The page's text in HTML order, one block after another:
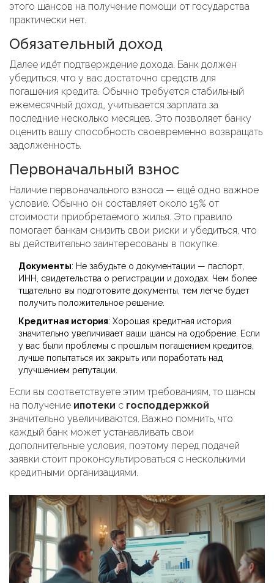
этого шансов на получение помощи от государства
практически нет.
Обязательный доход
Далее идёт подтверждение дохода. Банк должен
убедиться, что у вас достаточно средств для
погашения кредита. Обычно требуется стабильный
ежемесячный доход, учитывается зарплата за
последние несколько месяцев. Это позволяет банку
оценить вашу способность своевременно возвращать
задолженность.
Первоначальный взнос
Наличие первоначального взноса — ещё одно важное
условие. Обычно он составляет около 15% от
стоимости приобретаемого жилья. Это правило
помогает банкам снизить свои риски и убедиться, что
вы действительно заинтересованы в покупке.
Документы: Не забудьте о документации — паспорт,
ИНН, свидетельства о регистрации и доходах. Чем более
тщательно вы подготовите документы, тем легче будет
получить положительное решение.
Кредитная история: Хорошая кредитная история
значительно увеличивает ваши шансы на одобрение. Если
у вас были проблемы с прошлым погашением кредитов,
лучше попытаться их закрыть или поработать над
улучшением репутации.
Если вы соответствуете этим требованиям, то шансы
на получение ипотеки с господдержкой
значительно увеличиваются. Важно помнить, что
каждый банк может устанавливать свои
дополнительные условия, поэтому перед подачей
заявки стоит проконсультироваться с несколькими
кредитными организациями.